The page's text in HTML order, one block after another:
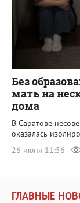
Без
мать на
дома
В Саратове
оказалась
26 июня 11:56
ГЛАВНЫЕ